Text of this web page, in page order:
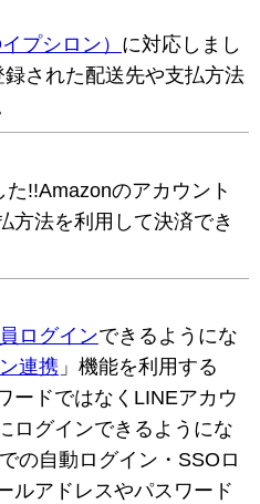
プシロン） に対応しまし
された配送先や支払方法
た!!Amazonのアカウント
方法を利用して決済でき
ログインできるようにな
連携 」機能を利用する
ードではなくLINEアカウ
ログインできるようにな
の自動ログイン・SSOロ
ルアドレスやパスワード